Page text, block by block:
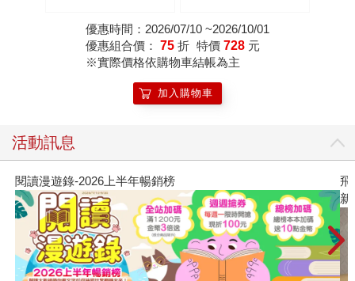
康，新手也能輕鬆自由
行(附實用QA)
優惠時間：2026/07/10 ~2026/10/01
優惠組合價： 75 折 特價 728 元
※實際價格依購物車結帳為主
加入購物車
活動訊息
飛吧，鴻！：母親、我與中國（暢
新系列作）